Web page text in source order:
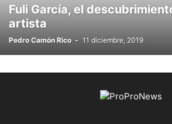
Fuli García, el
artista
Pedro Camón Rico - 11 diciembre, 2019